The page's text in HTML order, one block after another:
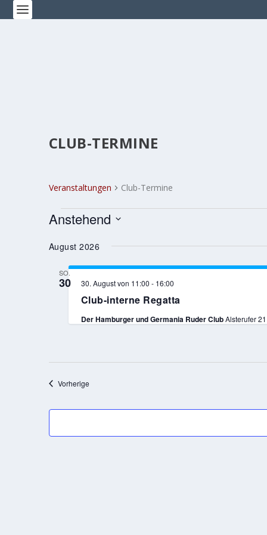
CLUB-TERMINE
Veranstaltungen Club-Termine
VERANSTALTUNGEN
Anstehend
wählen.
August 2026
SO.
30
Club-interne Regatta
30. August von 11:00 - 16:00
Der Hamburger und Germania Ruder ClubAlsterufer
VorherigeVeranstaltungen